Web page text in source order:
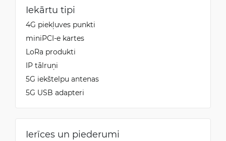
Iekārtu tipi
4G piekļuves punkti
miniPCI-e kartes
LoRa produkti
IP tālruņi
5G iekštelpu antenas
5G USB adapteri
Ierīces un piederumi